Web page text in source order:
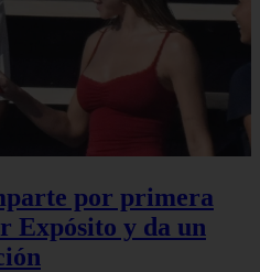
por primera
Expósito y da un